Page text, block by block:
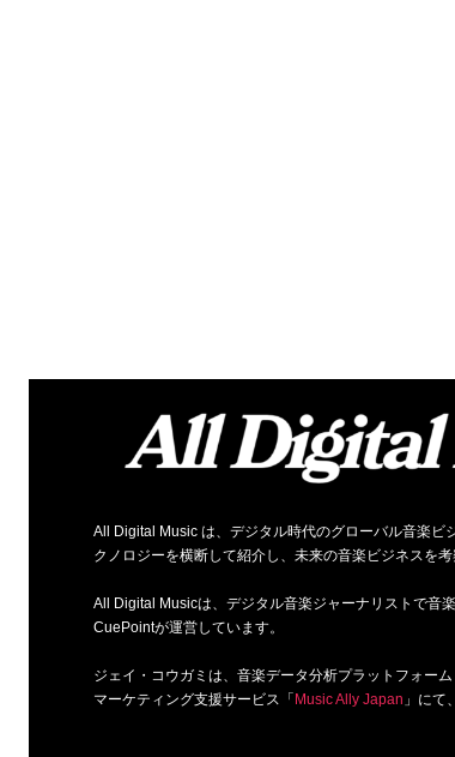
All Digital Music は、デジタル時代のグローバル音楽ビ
クノロジーを横断して紹介し、未来の音楽ビジネスを
All Digital Musicは、デジタル音楽ジャーナリストで音
CuePointが運営しています。
ジェイ・コウガミは、音楽データ分析プラットフォーム
マーケティング支援サービス「Music Ally Japan 」にて